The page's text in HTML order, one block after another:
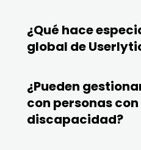
¿Qué hace
global de
¿Pueden
con personas con
discapacidad?